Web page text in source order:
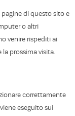
pagine di questo sito e
o altri
venire rispediti ai
la prossima visita.
correttamente
eseguito sui